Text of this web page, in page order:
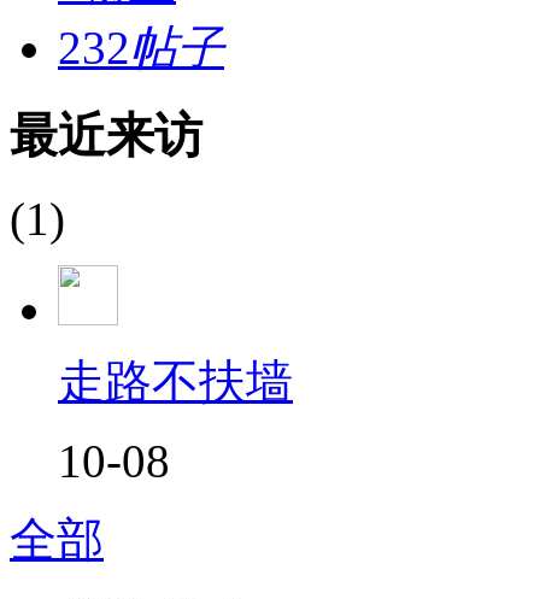
232帖子
最近来访
(1)
走路不扶墙
10-08
全部